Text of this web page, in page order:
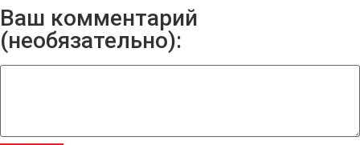
Ваш комментарий
(необязательно):